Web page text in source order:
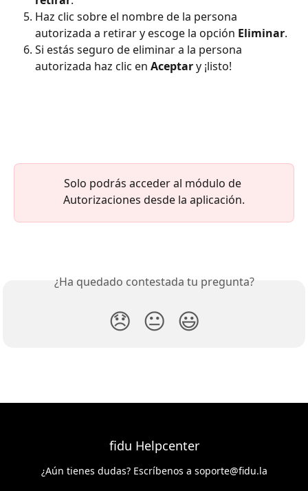
Haz clic sobre el nombre de la persona
autorizada a retirar y escoge la opción Eliminar.
Si estás seguro de eliminar a la persona
autorizada haz clic en Aceptar y ¡listo!
Solo podrás acceder al módulo de
Autorizaciones desde la aplicación.
¿Ha quedado contestada tu pregunta?
😞 😐 😃
fidu Helpcenter
¿Aún tienes dudas? Escríbenos a soporte@fidu.la